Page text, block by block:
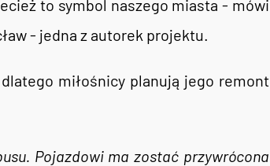
to symbol naszego miasta - mówi
- jedna z autorek projektu.
miłośnicy planują jego remont
Pojazdowi ma zostać przywrócona